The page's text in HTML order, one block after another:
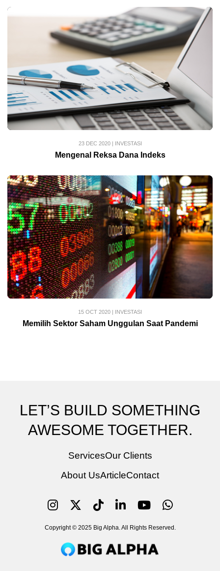
23 DEC 2020| INVESTASI
Mengenal Reksa Dana Indeks
15 OCT 2020 INVESTASI
Memilih Sektor Saham Unggulan Saat Pandemi
LET’S BUILD SOMETHING
AWESOME TOGETHER.
ServicesOur Clients
About UsArticleContact
Copyright © 2025 Big Alpha. All Rights Reserved.